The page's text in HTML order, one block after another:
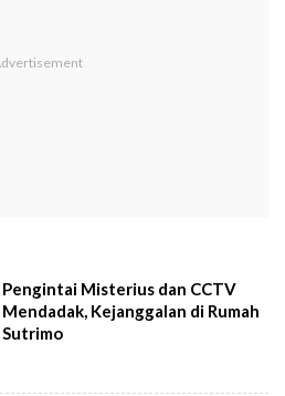
Pengintai Misterius dan CCTV
Mendadak, Kejanggalan di Rumah
Sutrimo